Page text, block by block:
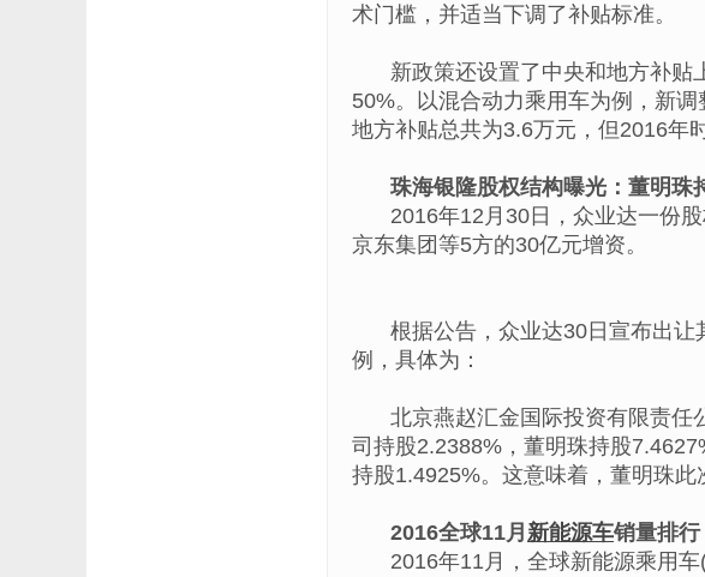
术门槛，并适当下调了补贴标准。
新政策还设置了中央和地方补贴
50%。以混合动力乘用车为例，新
地方补贴总共为3.6万元，但2016年
珠海银隆股权结构曝光：董明珠
2016年12月30日，众业达一份
京东集团等5方的30亿元增资。
根据公告，众业达30日宣布出
例，具体为：
北京燕赵汇金国际投资有限责任
司持股2.2388%，董明珠持股
持股1.4925%。这意味着，董明珠此
2016全球11月 新能源车销量排
2016年11月，全球新能源乘用